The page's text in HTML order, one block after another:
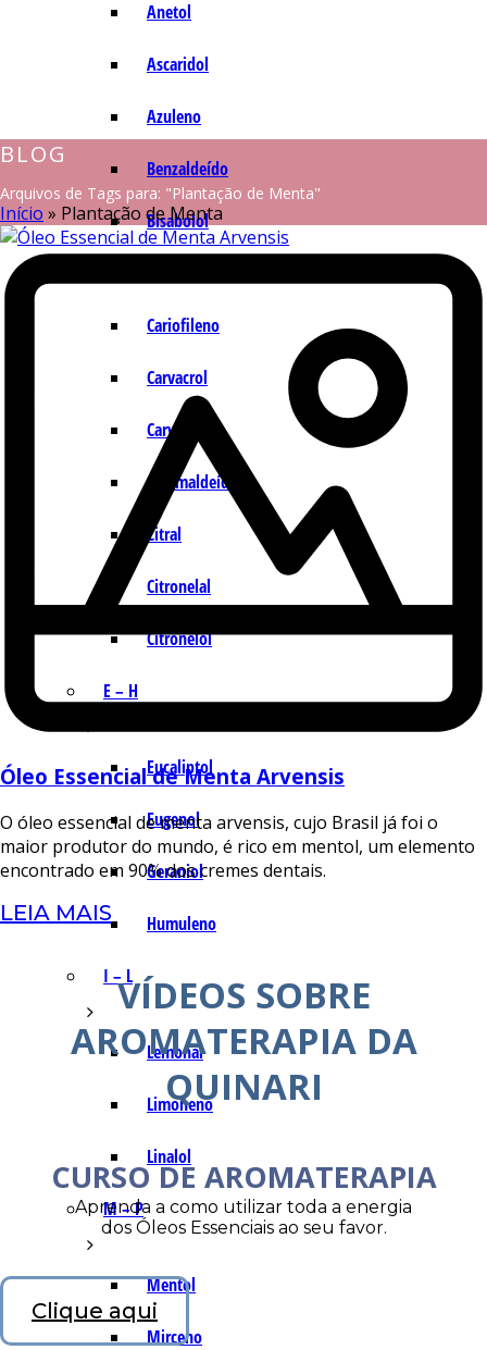
Anetol
Ascaridol
Azuleno
Benzaldeído
Bisabolol
Cariofileno
Carvacrol
Carvona
Cinamaldeído
Citral
Citronelal
Citronelol
E – H
Eucaliptol
Eugenol
Geraniol
Humuleno
I – L
Lemonal
Limoneno
Linalol
M – P
Mentol
Mirceno
BLOG
Arquivos de Tags para: "Plantação de Menta"
Início » Plantação de Menta
Óleo Essencial de Menta Arvensis
O óleo essencial de menta arvensis, cujo Brasil já foi o
maior produtor do mundo, é rico em mentol, um elemento
encontrado em 90% dos cremes dentais.
LEIA MAIS
VÍDEOS SOBRE
AROMATERAPIA DA
QUINARI
CURSO DE AROMATERAPIA
Aprenda a como utilizar toda a energia
dos Óleos Essenciais ao seu favor.
Clique aqui